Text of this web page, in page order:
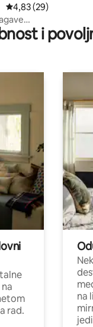
Prosječna ocjena:
4,83 (29)
i
rad.
na